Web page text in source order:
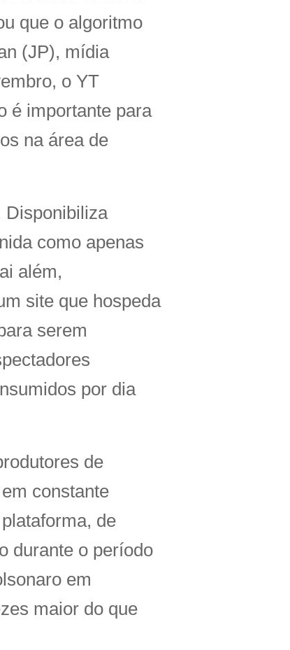
que o algoritmo
(JP), mídia
o YT
é importante para
na área de
Disponibiliza
como apenas
além,
site que hospeda
serem
por dia
de
constante
de
durante o período
em
maior do que